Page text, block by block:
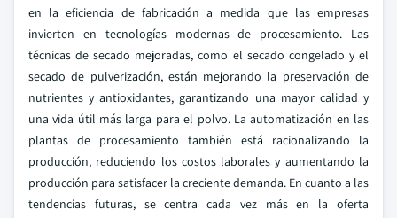
en la eficiencia de fabricación a medida que las empresas
invierten en tecnologías modernas de procesamiento. Las
técnicas de secado mejoradas, como el secado congelado y el
secado de pulverización, están mejorando la preservación de
nutrientes y antioxidantes, garantizando una mayor calidad y
una vida útil más larga para el polvo. La automatización en las
plantas de procesamiento también está racionalizando la
producción, reduciendo los costos laborales y aumentando la
producción para satisfacer la creciente demanda. En cuanto a las
tendencias futuras, se centra cada vez más en la oferta